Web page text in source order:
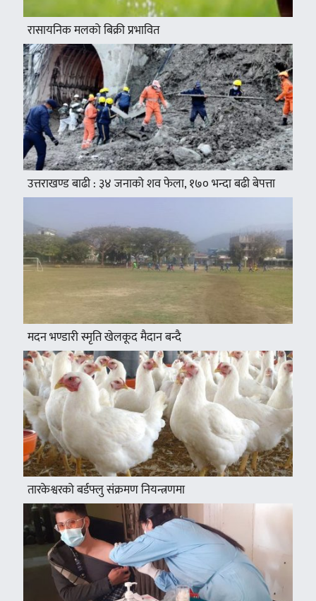
रासायनिक मलको बिक्री प्रभावित
उत्तराखण्ड बाढी : ३४ जनाको शव फेला, १७० भन्दा बढी बेपत्ता
मदन भण्डारी स्मृति खेलकूद मैदान बन्दै
तारकेश्वरको बर्डफ्लु संक्रमण नियन्त्रणमा